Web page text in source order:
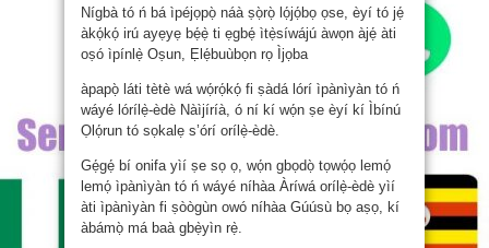
Nígbà tó ń bá ìpéjọpọ̀ náà ṣọ̀rọ̀ lọ́jọ́bọ ọse, èyí tó jẹ́
àkọ́kọ́ irú ayẹyẹ bẹ́ẹ̀ ti ẹgbẹ́ ìtẹ̀síwájú àwọn àjẹ́ àti
oṣó ìpínlẹ̀ Oṣun, Ẹlẹ́buùbọn rọ Ìjọba
àpapọ̀ láti tètè wá wọ́rọ́kọ́ fi ṣàdá lórí ìpànìyàn tó ń
wáyé lórílẹ̀-èdè Nàìjíríà, ó ní kí wọ́n ṣe èyí kí Ìbínú
Ọlọ́run tó sọkalẹ s’órí orílẹ̀-èdè.
Gẹ́gẹ́ bí onifa yìí ṣe sọ ọ, wọ́n gbọdọ̀ tọwọ́ọ lemọ́
lemọ́ ìpànìyàn tó ń wáyé níhàa Àríwá orílẹ̀-èdè yìí
àti ìpànìyàn fi ṣòògùn owó níhàa Gúúsù bọ aṣọ, kí
àbámọ̀ má baà gbẹ̀yìn rẹ̀.